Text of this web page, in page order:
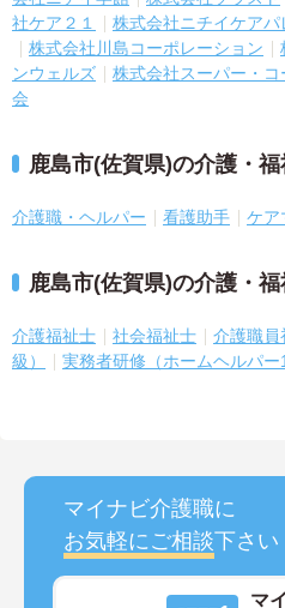
社ケア２１
株式会社ニチイケアパ
株式会社川島コーポレーション
ンウェルズ
株式会社スーパー・コ
会
鹿島市(佐賀県)の介護・
介護職・ヘルパー 看護助手 ケア
鹿島市(佐賀県)の介護・
介護福祉士 社会福祉士
介護職員
級）
実務者研修（ホームヘルパー1
マイナビ介護職に
お気軽にご相談下さい
マ